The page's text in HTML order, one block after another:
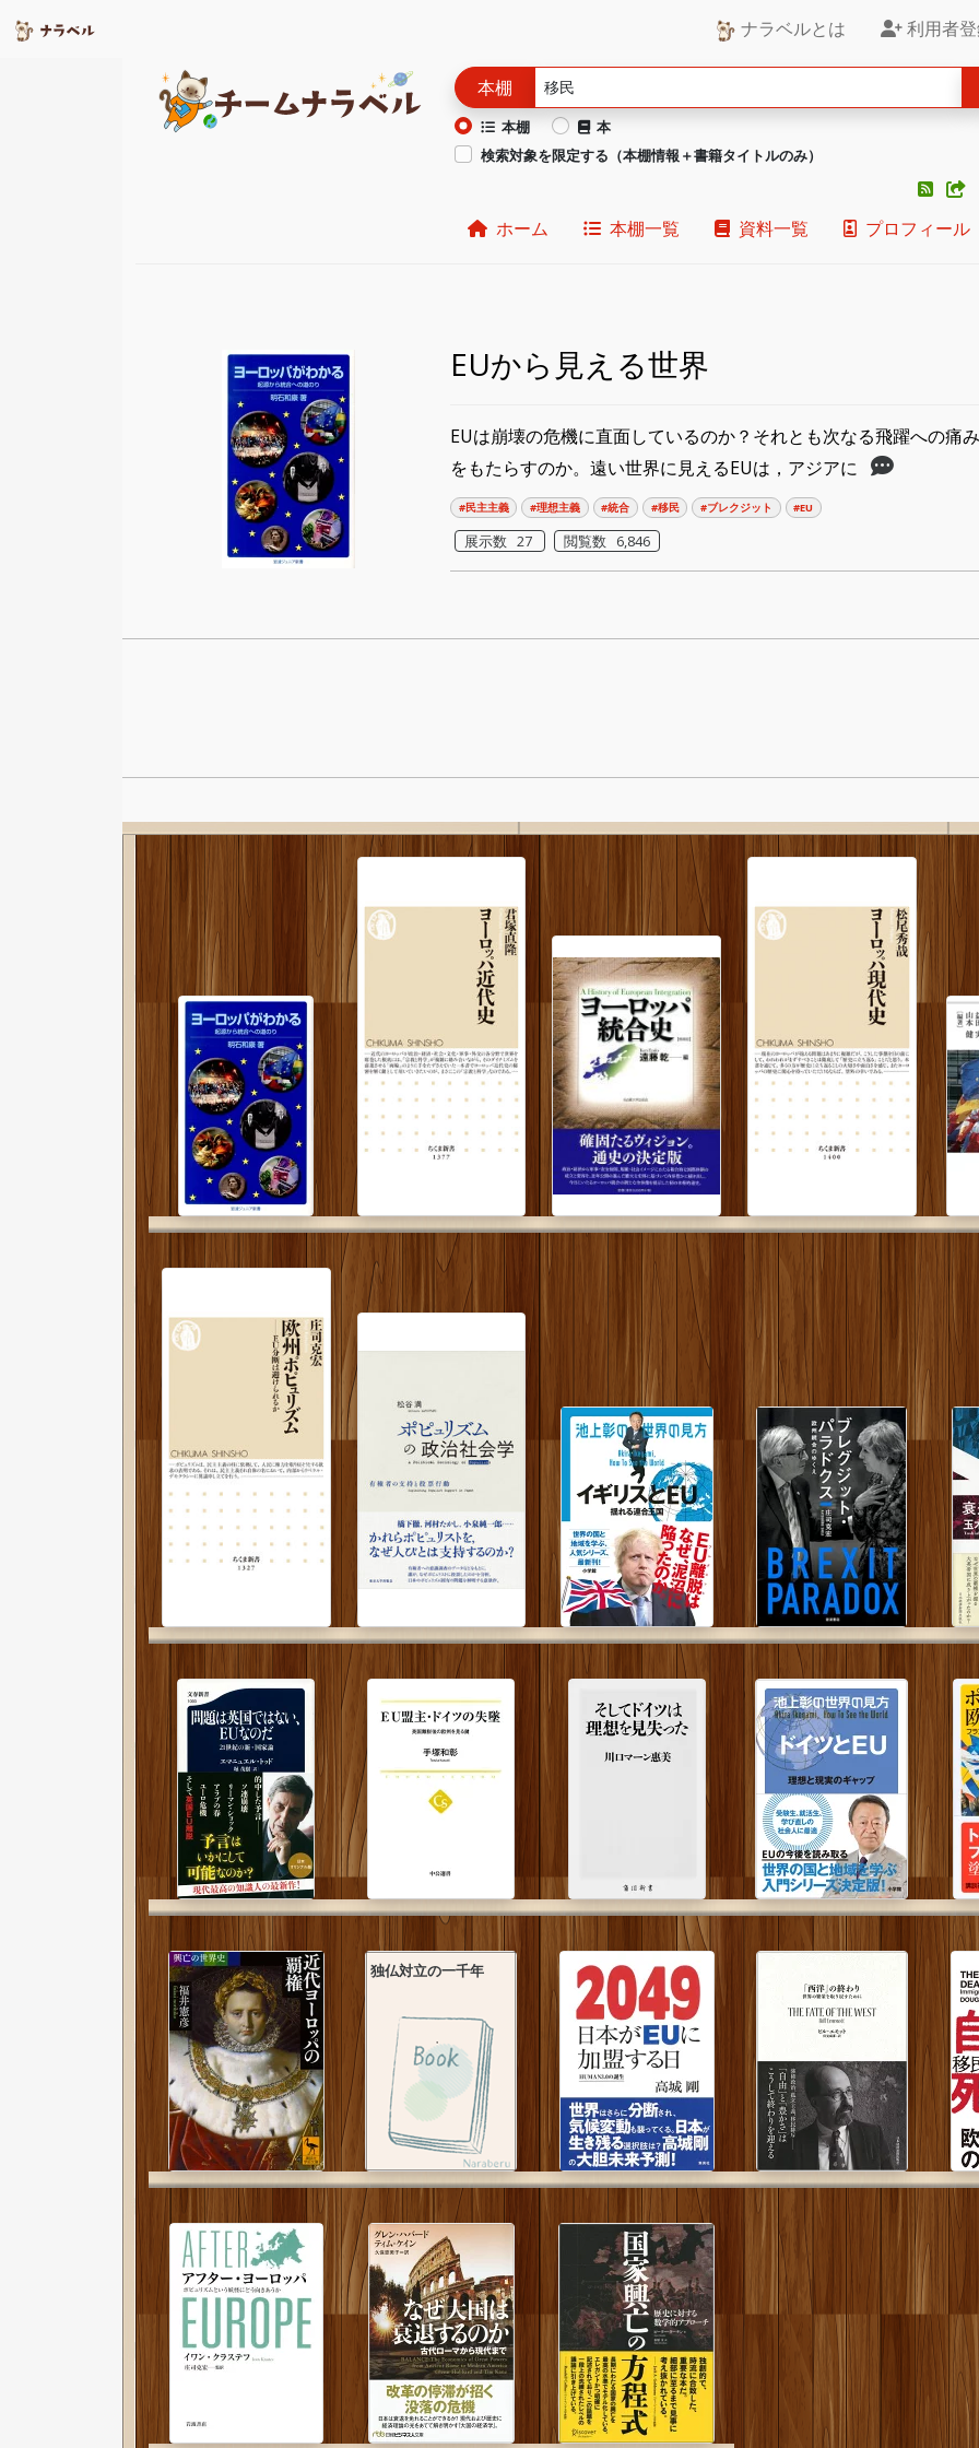
ナラベルとは 利用者
本棚
本棚
本
検索対象を限定する（本棚情報＋書籍タイトルのみ）
ホーム 本棚一覧 資料一覧 プロフィール
EUから見える世界
EUは崩壊の危機に直面しているのか？それとも次なる飛躍への痛
をもたらすのか。遠い世界に見えるEUは，アジアに
#民主主義 #理想主義 #統合 #移民 #ブレクジット #EU
展示数 27 閲覧数 6,846
独仏対立の一千年